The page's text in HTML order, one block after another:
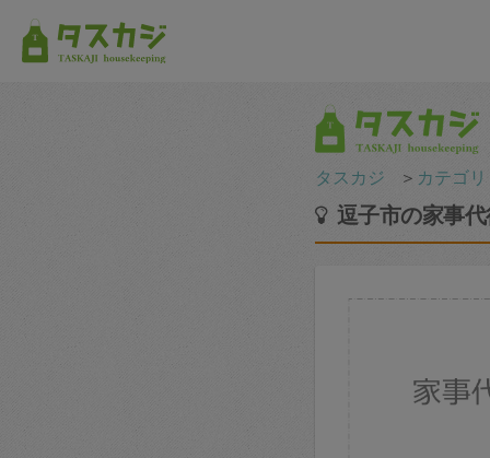
タスカジ ＞ カテゴリ
逗子市の家事